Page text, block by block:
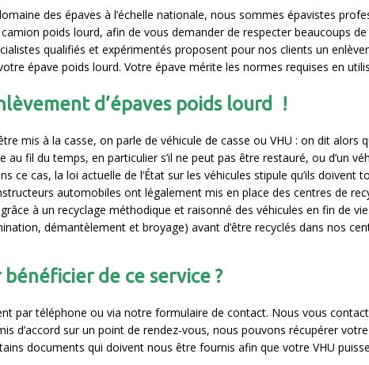
des épaves à l’échelle nationale, nous sommes épavistes
poids lourd, afin de vous demander de respecter beaucoups de
qualifiés et expérimentés proposent pour nos clients un
épave poids lourd. Votre épave mérite les normes requises en
d’épaves poids lourd !
mis à la casse, on parle de véhicule de casse ou VHU : on dit alors
au fil du temps, en particulier s’il ne peut pas être restauré, ou d’un
ce cas, la loi actuelle de l’État sur les véhicules stipule qu’ils doivent
automobiles ont légalement mis en place des centres de
à un recyclage méthodique et raisonné des véhicules en fin de
démantèlement et broyage) avant d’être recyclés dans nos
de ce service ?
par téléphone ou via notre formulaire de contact. Nous vous
d’accord sur un point de rendez-vous, nous pouvons récupérer votre
documents qui doivent nous être fournis afin que votre VHU